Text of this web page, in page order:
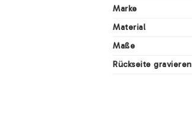
Marke
Material
Maße
Rückseite gravieren